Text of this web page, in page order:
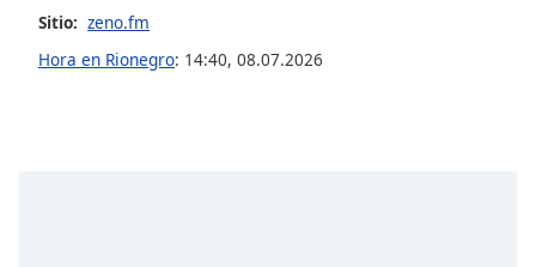
Opacity
Sitio: zeno.fm
Hora en Rionegro: 14:40, 08.07.2026